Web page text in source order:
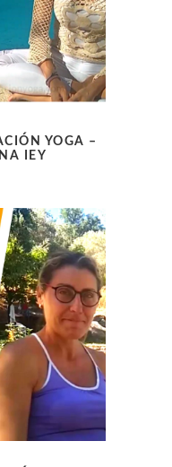
YOGA –
IEY